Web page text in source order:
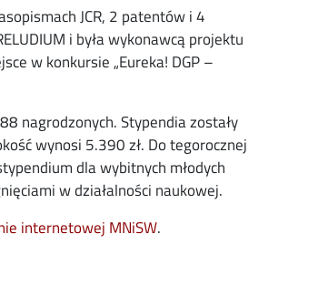
JCR, 2 patentów i 4
i była wykonawcą projektu
w konkursie „Eureka! DGP –
nagrodzonych. Stypendia zostały
wynosi 5.390 zł. Do tegorocznej
dla wybitnych młodych
w działalności naukowej.
internetowej MNiSWopens in new window
.